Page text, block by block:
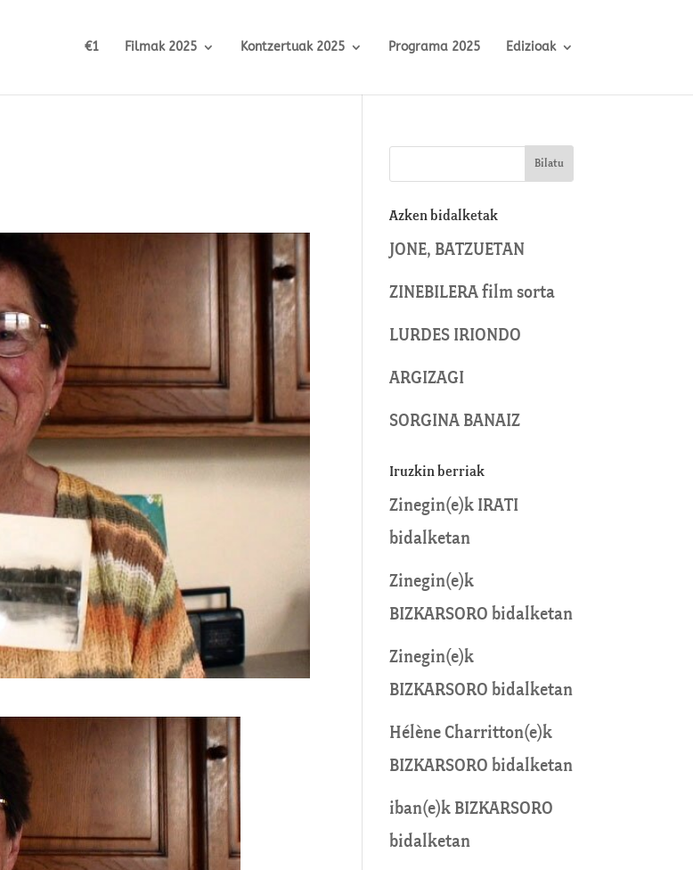
€1 Filmak 2025 Kontzertuak 2025 Programa 2025 Edizioak
Azken bidalketak
JONE, BATZUETAN
ZINEBILERA film sorta
LURDES IRIONDO
ARGIZAGI
SORGINA BANAIZ
Iruzkin berriak
Zinegin(e)k IRATI
bidalketan
Zinegin(e)k
BIZKARSORO bidalketan
Zinegin(e)k
BIZKARSORO bidalketan
Hélène Charritton(e)k
BIZKARSORO bidalketan
iban(e)k BIZKARSORO
bidalketan